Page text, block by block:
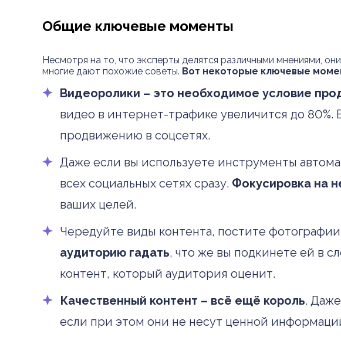
Общие ключевые моменты
Несмотря на то, что эксперты делятся различными мнениями,
многие дают похожие советы. Вот некоторые ключевые
Видеоролики – это необходимое условие
видео в интернет-трафике увеличится до 80%.
продвижению в соцсетях.
Даже если вы используете инструменты
всех социальных сетях сразу. Фокусировка на
ваших целей.
Чередуйте виды контента, постите
аудиторию гадать, что же вы подкинете ей в
контент, который аудитория оценит.
Качественный контент – всё ещё король.
если при этом они не несут ценной